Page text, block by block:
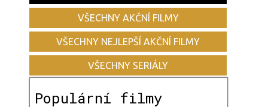
VŠECHNY AKČNÍ FILMY
VŠECHNY NEJLEPŠÍ AKČNÍ FILMY
VŠECHNY SERIÁLY
Populární filmy